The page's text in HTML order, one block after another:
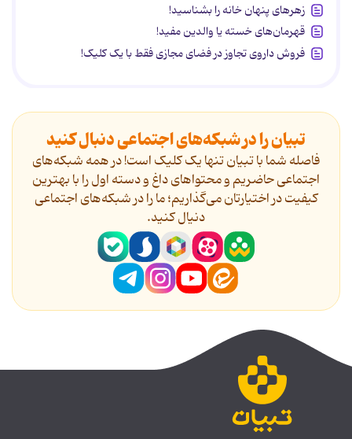
زهرهای پنهان خانه را بشناسید!
قهرمان‌های خسته یا والدین مفید!
فروش داروی تجاوز در فضای مجازی فقط با یک کلیک!
تبیان را در شبکه‌های اجتماعی دنبال کنید
فاصله شما با تبیان تنها یک کلیک است! در همه شبکه‌های
اجتماعی حاضریم و محتواهای داغ و دسته اول را با بهترین
کیفیت در اختیارتان می‌گذاریم؛ ما را در شبکه‌های اجتماعی
دنیال کنید.